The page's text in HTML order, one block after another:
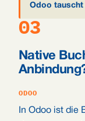
Odoo tauscht
03
Native
ODOO
In Odoo ist die